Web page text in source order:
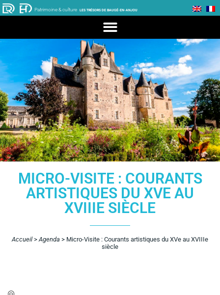
Patrimoine & culture LES TRÉSORS DE BAUGÉ-EN-ANJOU
MICRO-VISITE : COURANTS
ARTISTIQUES DU XVE AU
XVIIIE SIÈCLE
Accueil > Agenda > Micro-Visite : Courants artistiques du XVe au XVIIIe
siècle